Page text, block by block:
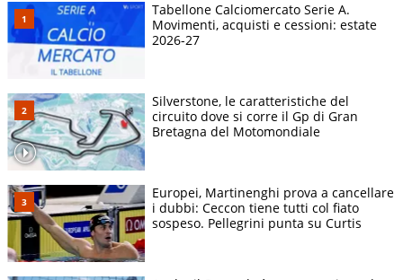
Tabellone Calciomercato Serie A.
Movimenti, acquisti e cessioni: estate
2026-27
Silverstone, le caratteristiche del
circuito dove si corre il Gp di Gran
Bretagna del Motomondiale
Europei, Martinenghi prova a cancellare
i dubbi: Ceccon tiene tutti col fiato
sospeso. Pellegrini punta su Curtis